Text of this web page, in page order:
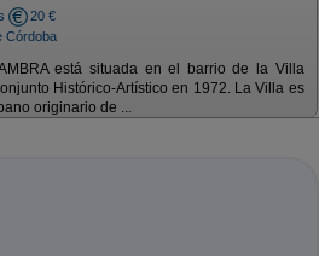
20 €
Córdoba
está situada en el barrio de la Villa
Histórico-Artístico en 1972. La Villa es
originario de ...